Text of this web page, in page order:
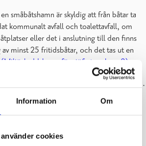
Information Om
cookies
småbåtshamn är skyldig att från båtar ta
kommunalt avfall och toalettavfall, om
eller det i anslutning till den finns
minst 25 fritidsbåtar, och det tas ut en
(Miljöskyddslagen för sjöfarten, kap. 9)
upp en avfallshanteringsplan för hamnen.
av miljövårdsmyndigheten i den
Hamnen kan göra upp en
med en hamn som är belägen på